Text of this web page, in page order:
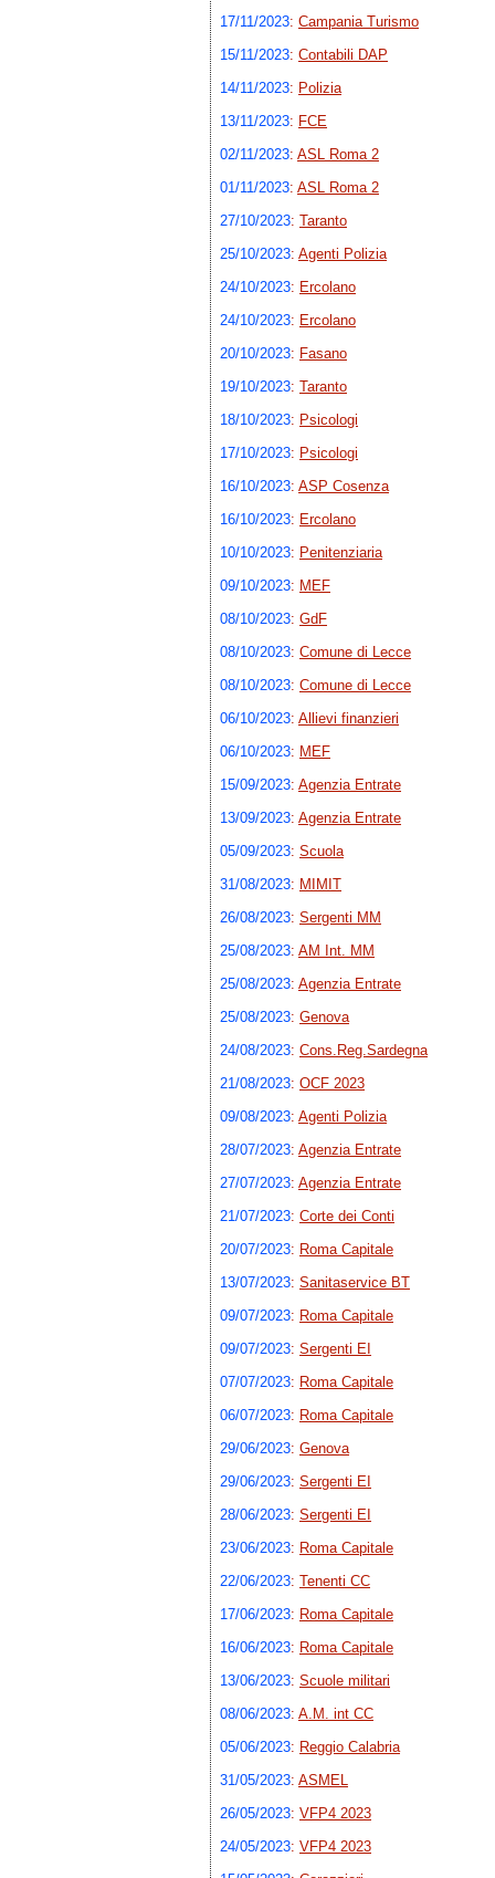
17/11/2023: Campania Turismo
15/11/2023: Contabili DAP
14/11/2023: Polizia
13/11/2023: FCE
02/11/2023: ASL Roma 2
01/11/2023: ASL Roma 2
27/10/2023: Taranto
25/10/2023: Agenti Polizia
24/10/2023: Ercolano
24/10/2023: Ercolano
20/10/2023: Fasano
19/10/2023: Taranto
18/10/2023: Psicologi
17/10/2023: Psicologi
16/10/2023: ASP Cosenza
16/10/2023: Ercolano
10/10/2023: Penitenziaria
09/10/2023: MEF
08/10/2023: GdF
08/10/2023: Comune di Lecce
08/10/2023: Comune di Lecce
06/10/2023: Allievi finanzieri
06/10/2023: MEF
15/09/2023: Agenzia Entrate
13/09/2023: Agenzia Entrate
05/09/2023: Scuola
31/08/2023: MIMIT
26/08/2023: Sergenti MM
25/08/2023: AM Int. MM
25/08/2023: Agenzia Entrate
25/08/2023: Genova
24/08/2023: Cons.Reg.Sardegna
21/08/2023: OCF 2023
09/08/2023: Agenti Polizia
28/07/2023: Agenzia Entrate
27/07/2023: Agenzia Entrate
21/07/2023: Corte dei Conti
20/07/2023: Roma Capitale
13/07/2023: Sanitaservice BT
09/07/2023: Roma Capitale
09/07/2023: Sergenti EI
07/07/2023: Roma Capitale
06/07/2023: Roma Capitale
29/06/2023: Genova
29/06/2023: Sergenti EI
28/06/2023: Sergenti EI
23/06/2023: Roma Capitale
22/06/2023: Tenenti CC
17/06/2023: Roma Capitale
16/06/2023: Roma Capitale
13/06/2023: Scuole militari
08/06/2023: A.M. int CC
05/06/2023: Reggio Calabria
31/05/2023: ASMEL
26/05/2023: VFP4 2023
24/05/2023: VFP4 2023